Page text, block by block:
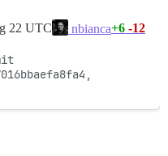
22 UTC nbianca+6 -12